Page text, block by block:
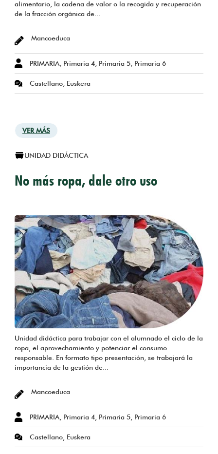
alimentario, la cadena de valor o la recogida y recuperación
de la fracción orgánica de...
Mancoeduca
PRIMARIA, Primaria 4, Primaria 5, Primaria 6
Castellano, Euskera
VER MÁS
UNIDAD DIDÁCTICA
No más ropa, dale otro uso
Unidad didáctica para trabajar con el alumnado el ciclo de la
ropa, el aprovechamiento y potenciar el consumo
responsable. En formato tipo presentación, se trabajará la
importancia de la gestión de...
Mancoeduca
PRIMARIA, Primaria 4, Primaria 5, Primaria 6
Castellano, Euskera